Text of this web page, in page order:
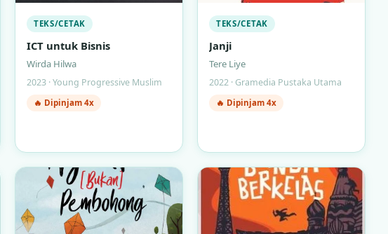
TEKS/CETAK
ICT untuk Bisnis
Wirda Hilwa
2023 · Young Progressive Muslim
🔥 Dipinjam 4x
TEKS/CETAK
Janji
Tere Liye
2022 · Gramedia Pustaka Utama
🔥 Dipinjam 4x